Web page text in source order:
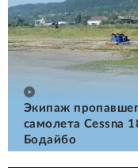
Экипаж
самолета Cessna
Бодайбо